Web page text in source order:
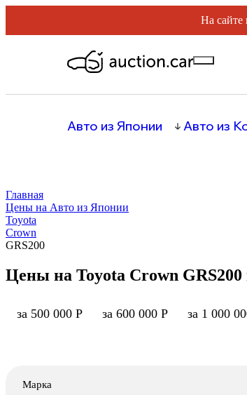
На сайте
Авто из Японии Авто из
Главная
Цены на Авто из Японии
Toyota
Crown
GRS200
Цены на Toyota Crown
за 500 000 Р за 600 000 Р за 1 000
Марка